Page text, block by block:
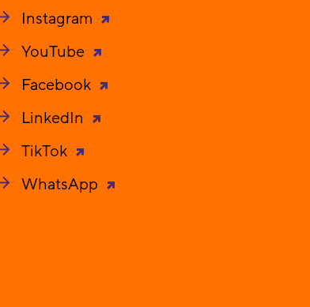
Instagram
YouTube
Facebook
LinkedIn
TikTok
WhatsApp